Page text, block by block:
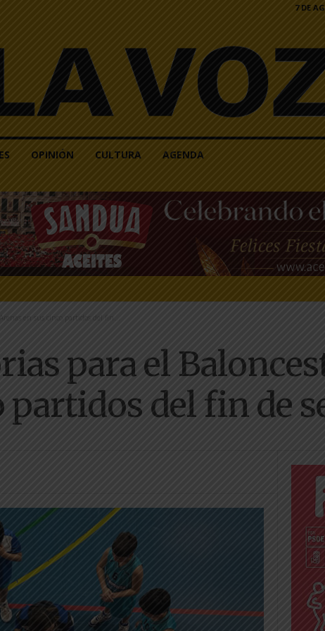
7 DE
OPINIÓN CULTURA AGENDA
en sus cinco partidos del fin...
para el
partidos del fin de